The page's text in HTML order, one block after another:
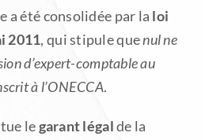
a été consolidée par la loi
2011, qui stipule quenul ne
d’expert-comptable au
à l’ONECCA.
legarant légalde la